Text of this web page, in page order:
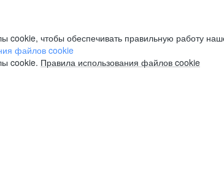
чтобы обеспечивать правильную работу
файлов cookie
cookie. Правила использования файлов cookie